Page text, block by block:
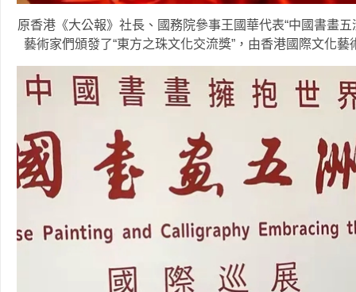
原香港《大公報》社長、國務院參事王國華代表“中國書畫
藝術家們頒發了“東方之珠文化交流獎”，由香港國際文化